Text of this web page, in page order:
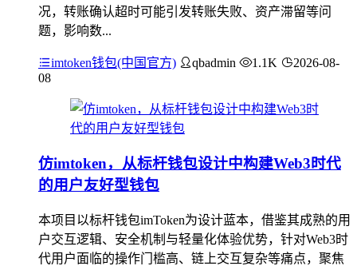
况，转账确认超时可能引发转账失败、资产滞留等问
题，影响数...
imtoken钱包(中国官方) qbadmin 1.1K
2026-08-
08
仿imtoken，从标杆钱包设计中构建Web3时代
的用户友好型钱包
本项目以标杆钱包imToken为设计蓝本，借鉴其成熟的用
户交互逻辑、安全机制与轻量化体验优势，针对Web3时
代用户面临的操作门槛高、链上交互复杂等痛点，聚焦